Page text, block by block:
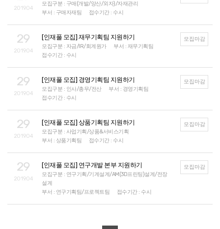
2019.04
모집구분 : 구매(개발/양산/외자)/자재관리
부서 : 구매자재팀
접수기간 : 수시
29
2019.04
[인재풀 모집] 재무기획팀 지원하기
모집구분 : 자금/IR/회계원가
부서 : 재무기획팀
접수기간 : 수시
모집마감
29
2019.04
[인재풀 모집] 경영기획팀 지원하기
모집구분 : 인사/총무/전산
부서 : 경영기획팀
접수기간 : 수시
모집마감
29
2019.04
[인재풀 모집] 상품기획팀 지원하기
모집구분 : 사업기획/상품&서비스기획
부서 : 상품기획팀
접수기간 : 수시
모집마감
29
2019.04
[인재풀 모집] 연구개발 본부 지원하기
모집구분 : 연구기획/기계설계/AM(3D프린팅)설계/전장
설계
부서 : 연구기획팀/프로젝트팀
접수기간 : 수시
모집마감